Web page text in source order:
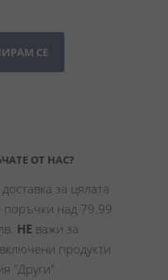
СЕ
ОТ НАС?
за цялата
поръчки над 79.99
НЕ важи за
продукти
"Други"